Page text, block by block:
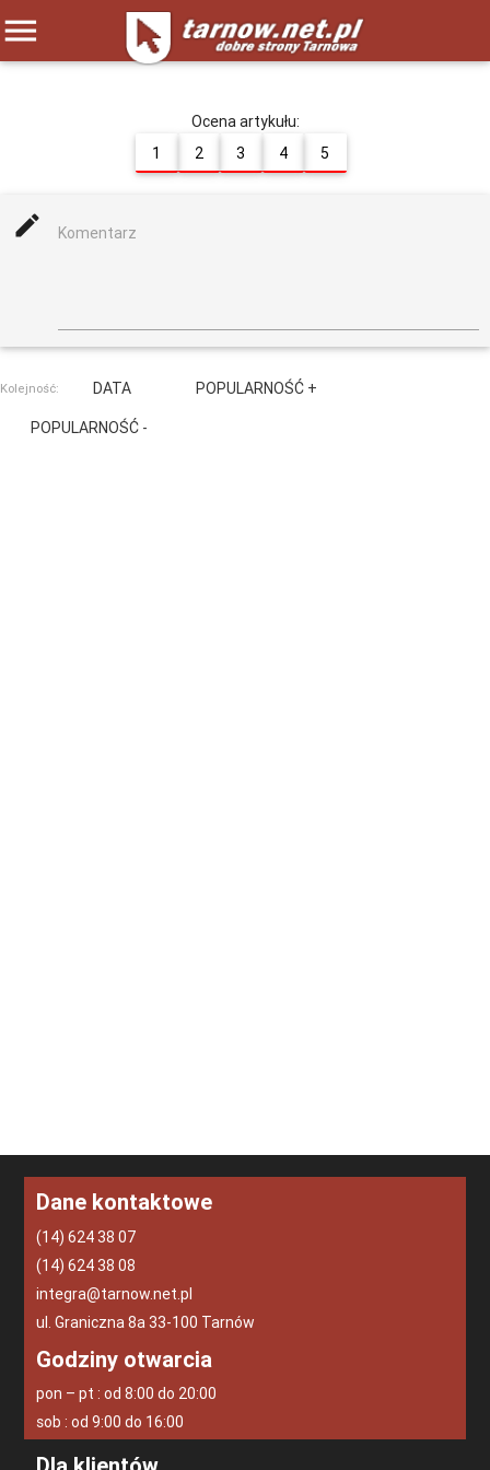
menu
Ocena artykułu:
1
2 3 4 5
mode_edit Komentarz
Kolejność: DATA
POPULARNOŚĆ +
POPULARNOŚĆ -
Dane kontaktowe
(14) 624 38 07
(14) 624 38 08
integra@tarnow.net.pl
ul. Graniczna 8a 33-100 Tarnów
Godziny otwarcia
pon – pt : od 8:00 do 20:00
sob : od 9:00 do 16:00